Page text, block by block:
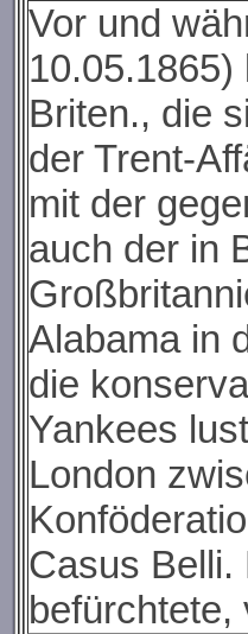
Vor und
Briten., die
der Trent-
mit der
auch der in
Alabama in
die
Yankees
London
Casus Belli.
befürchtete,